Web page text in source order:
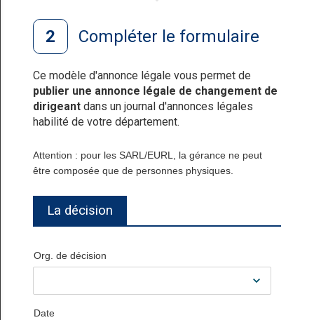
Compléter le formulaire
Ce modèle d'annonce légale vous permet de
publier une annonce légale de changement de
dirigeant dans un journal d'annonces légales
habilité de votre département.
Attention : pour les SARL/EURL, la gérance ne peut
être composée que de personnes physiques.
La décision
Org. de décision
Date